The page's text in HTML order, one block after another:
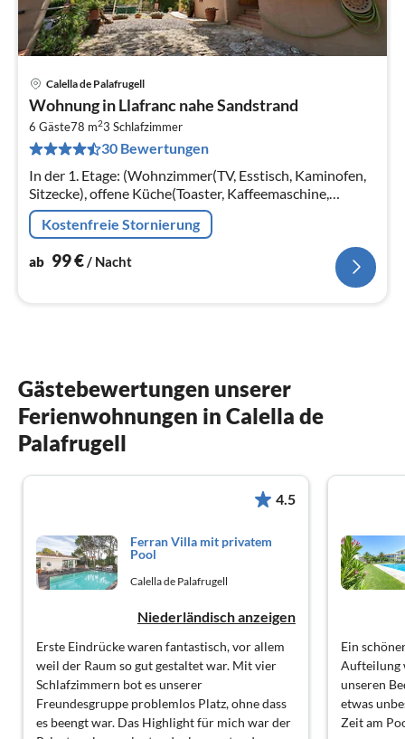
Calella de Palafrugell
Wohnung in Llafranc nahe Sandstrand
6 Gäste78 m23 Schlafzimmer
30 Bewertungen
In der 1. Etage: (Wohnzimmer(TV, Esstisch, Kaminofen,
Sitzecke), offene Küche(Toaster, Kaffeemaschine,
Backofen, Mikrowelle, Spülmaschine, Kühlschrank,
Tiefkühlschrank, )
Kostenfreie Stornierung
ab 99€/ Nacht
Gästebewertungen unserer
Ferienwohnungen in Calella de
Palafrugell
4.5
Ferran Villa mit privatem
Pool
Calella de Palafrugell
Niederländisch anzeigen
Erste Eindrücke waren fantastisch, vor allem
weil der Raum so gut gestaltet war. Mit vier
Schlafzimmern bot es unserer
Freundesgruppe problemlos Platz, ohne dass
es beengt war. Das Highlight für mich war der
Ein
Aufteilung
unseren
etwas
Zeit am